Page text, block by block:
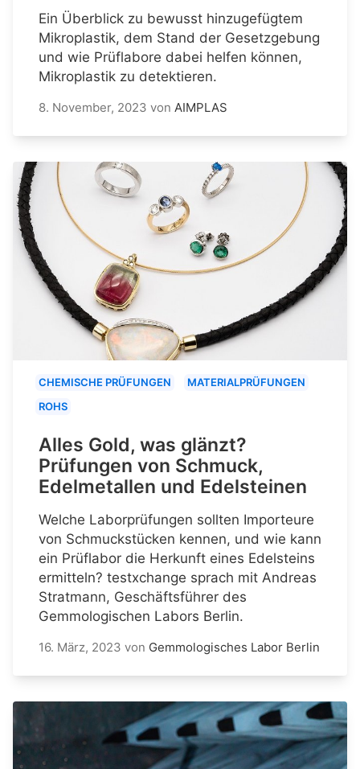
Ein Überblick zu bewusst hinzugefügtem
Mikroplastik, dem Stand der Gesetzgebung
und wie Prüflabore dabei helfen können,
Mikroplastik zu detektieren.
8. November, 2023 von AIMPLAS
CHEMISCHE PRÜFUNGEN
MATERIALPRÜFUNGEN
ROHS
Alles Gold, was glänzt?
Prüfungen von Schmuck,
Edelmetallen und Edelsteinen
Welche Laborprüfungen sollten Importeure
von Schmuckstücken kennen, und wie kann
ein Prüflabor die Herkunft eines Edelsteins
ermitteln? testxchange sprach mit Andreas
Stratmann, Geschäftsführer des
Gemmologischen Labors Berlin.
16. März, 2023 von Gemmologisches Labor Berlin